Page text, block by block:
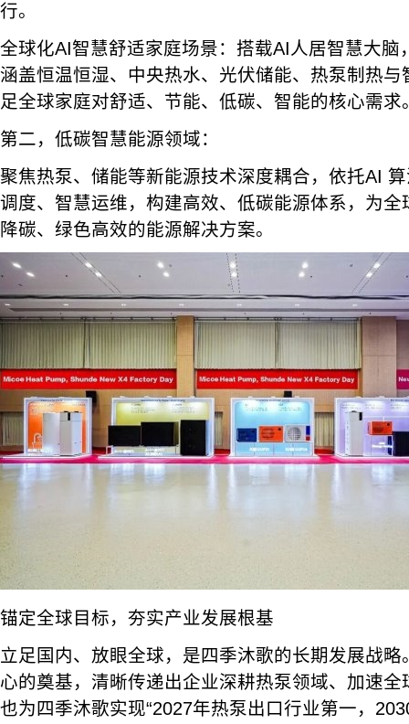
行。
全球化AI智慧舒适家庭场景：搭载AI人居智慧大脑
涵盖恒温恒湿、中央热水、光伏储能、热泵制热
足全球家庭对舒适、节能、低碳、智能的核心需求
第二，低碳智慧能源领域：
聚焦热泵、储能等新能源技术深度耦合，依托AI
调度、智慧运维，构建高效、低碳能源体系，为
降碳、绿色高效的能源解决方案。
锚定全球目标，夯实产业发展根基
立足国内、放眼全球，是四季沐歌的长期发展战
心的奠基，清晰传递出企业深耕热泵领域、加速
也为四季沐歌实现“2027年热泵出口行业第一，